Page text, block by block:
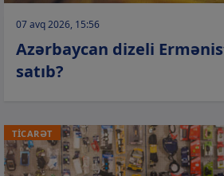
07 avq 2026, 15:56
Azərbaycan dizeli
satıb?
TİCARƏT